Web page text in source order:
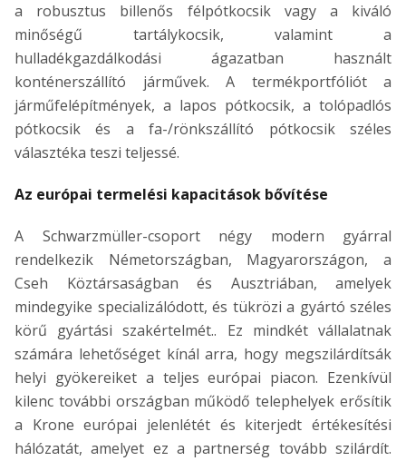
a robusztus billenős félpótkocsik vagy a kiváló
minőségű tartálykocsik, valamint a
hulladékgazdálkodási ágazatban használt
konténerszállító járművek. A termékportfóliót a
járműfelépítmények, a lapos pótkocsik, a tolópadlós
pótkocsik és a fa-/rönkszállító pótkocsik széles
választéka teszi teljessé.
Az európai termelési kapacitások bővítése
A Schwarzmüller-csoport négy modern gyárral
rendelkezik Németországban, Magyarországon, a
Cseh Köztársaságban és Ausztriában, amelyek
mindegyike specializálódott, és tükrözi a gyártó széles
körű gyártási szakértelmét.. Ez mindkét vállalatnak
számára lehetőséget kínál arra, hogy megszilárdítsák
helyi gyökereiket a teljes európai piacon. Ezenkívül
kilenc további országban működő telephelyek erősítik
a Krone európai jelenlétét és kiterjedt értékesítési
hálózatát, amelyet ez a partnerség tovább szilárdít.